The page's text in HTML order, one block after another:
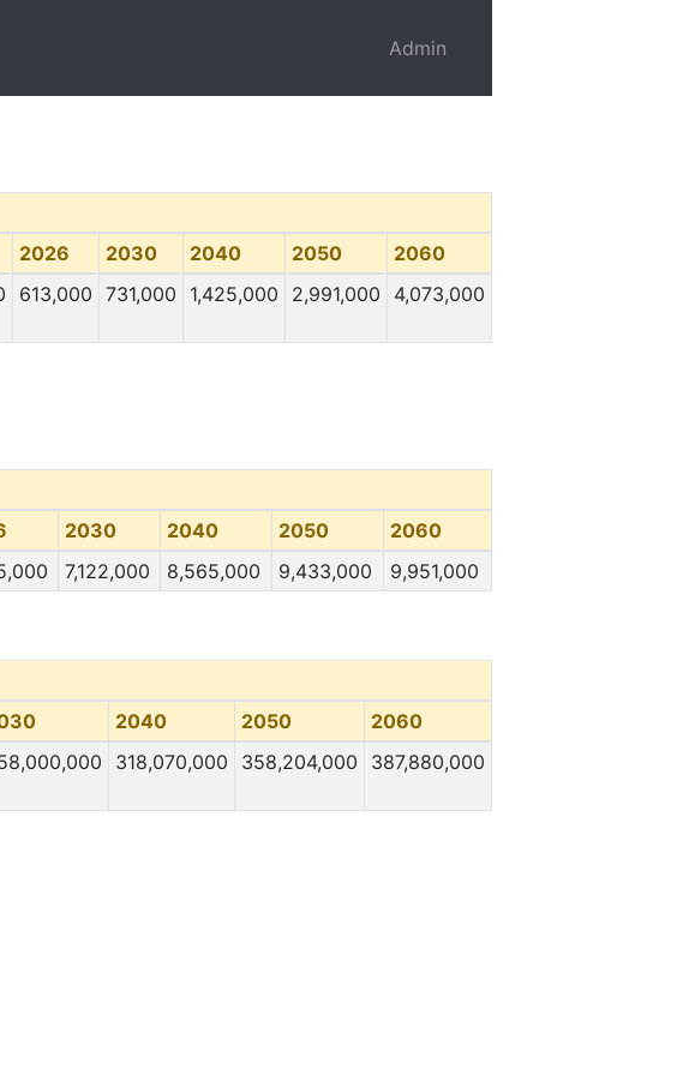
Admin
2026 2030 2040 2050
2060
613,000 731,000 1,425,000 2,991,000 4,073,000
2030 2040 2050
2060
7,122,000 8,565,000 9,433,000 9,951,000
2040 2050
2060
318,070,000 358,204,000 387,880,000